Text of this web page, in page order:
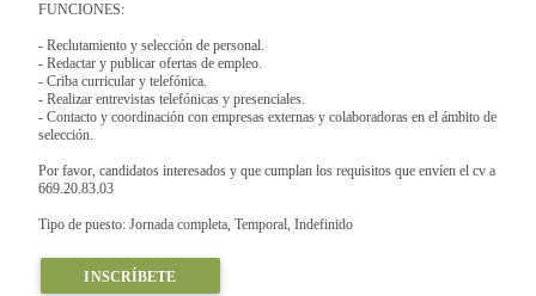
FUNCIONES:
- Reclutamiento y selección de personal.
- Redactar y publicar ofertas de empleo.
- Criba curricular y telefónica.
- Realizar entrevistas telefónicas y presenciales.
- Contacto y coordinación con empresas externas y colaboradoras en el ámbito de
selección.
Por favor, candidatos interesados y que cumplan los requisitos que envíen el cv a
669.20.83.03
Tipo de puesto: Jornada completa, Temporal, Indefinido
INSCRÍBETE